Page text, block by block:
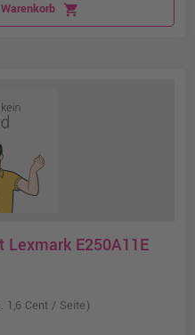
shopping_cart
E250A11E
1,6 Cent / Seite)